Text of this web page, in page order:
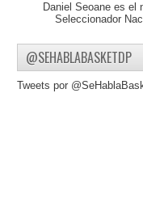
Daniel Seoane es el
Seleccionador
Medellín será la
Clasificatori...
septiembre 2023( 23 )
@SEHABLABASKETDP
Tweets por